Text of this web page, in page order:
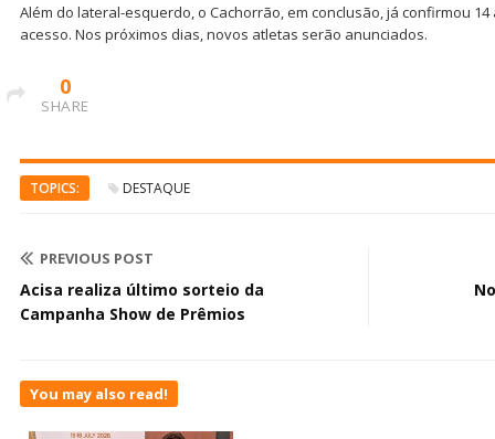
Além do lateral-esquerdo, o Cachorrão, em conclusão, já confirmou
acesso. Nos próximos dias, novos atletas serão anunciados.
0
SHARE
TOPICS: DESTAQUE
PREVIOUS POST
Acisa realiza último sorteio da
Campanha Show de Prêmios
You may also read!